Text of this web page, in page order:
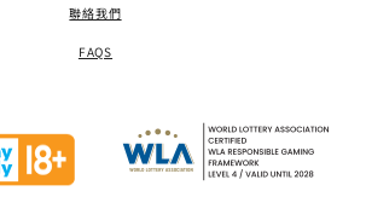
聯絡我們
FAQS